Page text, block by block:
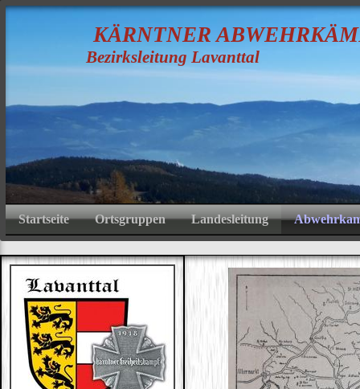
KÄRNTNERA
Bezirksleitung Lavanttal
Startseite Ortsgruppen Landesleitung